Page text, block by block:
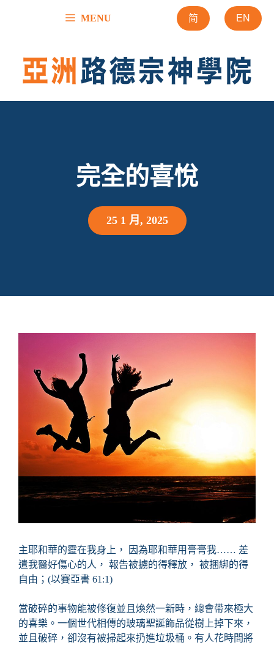
MENU 简 EN
完全的喜悅
25 1 月, 2025
主耶和華的靈在我身上， 因為耶和華用膏膏我…… 差
遣我醫好傷心的人， 報告被擄的得釋放， 被捆綁的得
自由；(以賽亞書 61:1)
當破碎的事物能被修復並且煥然一新時，總會帶來極大
的喜樂。一個世代相傳的玻璃聖誕飾品從樹上掉下來，
並且破碎，卻沒有被掃起來扔進垃圾桶。有人花時間將